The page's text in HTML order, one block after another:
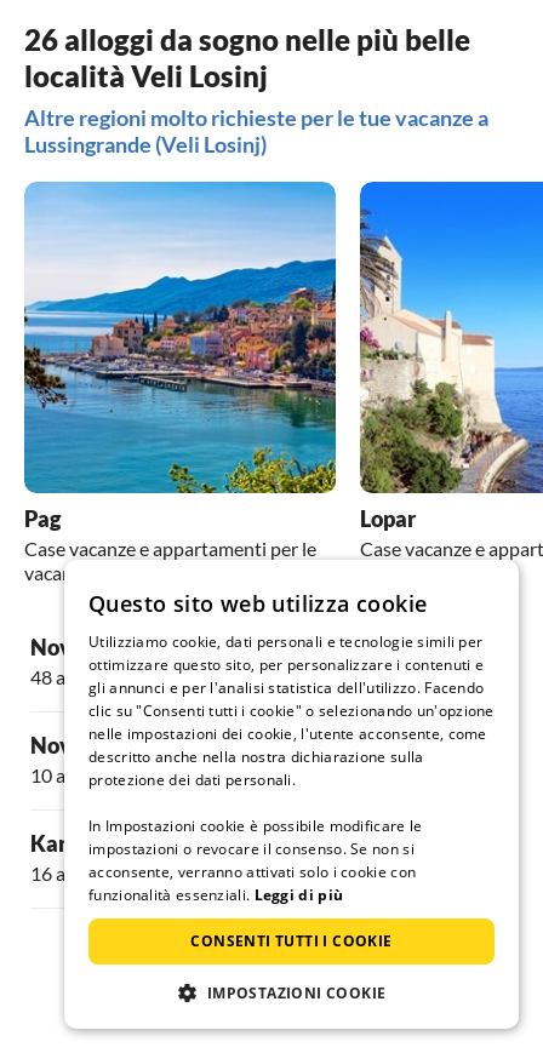
26 alloggi da sogno nelle più belle
località Veli Losinj
Altre regioni molto richieste per le tue vacanze a
Lussingrande (Veli Losinj)
Pag
Case vacanze e appartamenti per le
vacanze
Lopar
Case vacanze e
Novalja
48 alloggi
Novalja
10 alloggi
Karlobag
16 alloggi
Supetarska
151 alloggi
Banjol
Questo sito web utilizza cookie
Utilizziamo cookie, dati personali e tecnologie simili per
ottimizzare questo sito, per personalizzare i contenuti e
gli annunci e per l'analisi statistica dell'utilizzo. Facendo
clic su "Consenti tutti i cookie" o selezionando un'opzione
nelle impostazioni dei cookie, l'utente acconsente, come
descritto anche nella nostra dichiarazione sulla
protezione dei dati personali.
In Impostazioni cookie è possibile modificare le
impostazioni o revocare il consenso. Se non si
acconsente, verranno attivati solo i cookie con
funzionalità essenziali. Leggi di più
CONSENTI TUTTI I COOKIE
IMPOSTAZIONI COOKIE